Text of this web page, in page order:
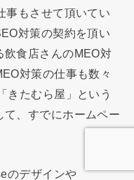
事もさせて頂いてい
対策の契約を頂い
飲食店さんのMEO対
対策の仕事も数々
きたむら屋」という
、すでにホームペー
のデザインや